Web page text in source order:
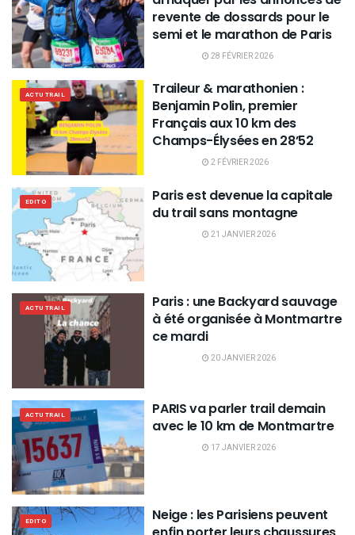
revente de dossards pour le
semi et le marathon de Paris
28 FÉVRIER 2026
ACTU TRAIL
Traileur & marathonien :
Benjamin Polin, premier
Français aux 10 km des
Champs-Élysées en 28’52
2 FÉVRIER 2026
EDITO
Paris est devenue la capitale
du trail sans montagne
21 JANVIER 2026
ACTU TRAIL
Paris : une Backyard sauvage
à été organisée à Montmartre
ce mardi
20 JANVIER 2026
ACTU TRAIL
PARIS va parler trail demain
avec le 10 km de Montmartre
17 JANVIER 2026
EDITO
Neige : les Parisiens peuvent